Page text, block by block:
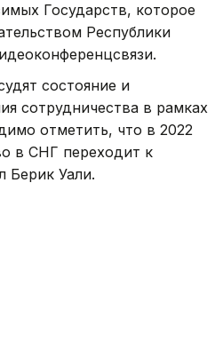
Государств, которое
Республики
состояние и
сотрудничества в рамках
отметить, что в 2022
в СНГ переходит к
Берик Уали.